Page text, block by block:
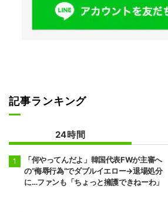
記事ランキング
24時間
「何やってんだよ」韓国代表FWが主審へ
の“侮辱行為”でダブルイエロー→退場処分
に…ファンも「ちょっと擁護できねーわ」